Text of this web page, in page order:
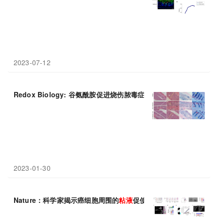
2023-07-12
Redox Biology: 谷氨酰胺促进烧伤脓毒症小鼠的肠粘液屏障功能
2023-01-30
Nature：科学家揭示癌细胞周围的粘液促使其在全身扩散的新型分